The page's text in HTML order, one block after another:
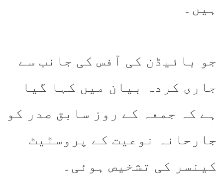
ہیں۔
جو بائیڈن کی آفس کی جانب سے
جاری کردہ بیان میں کہا گیا
ہے کہ جمعہ کے روز سابق صدر کو
جارحانہ نوعیت کے پروسٹیٹ
کینسر کی تشخیص ہوئی۔